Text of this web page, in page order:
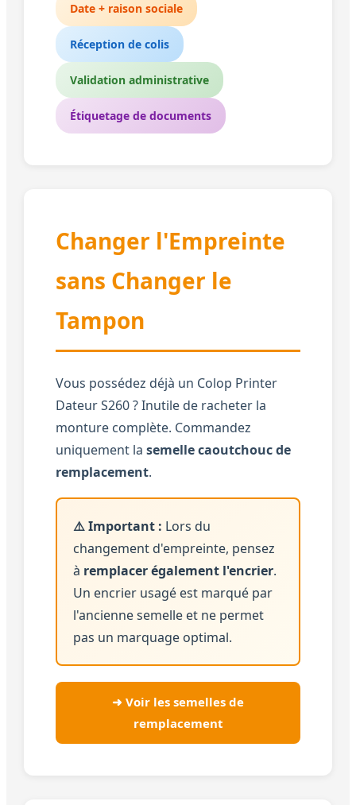
Date + raison sociale
Réception de colis
Validation administrative
Étiquetage de documents
Changer l'Empreinte
sans Changer le
Tampon
Vous possédez déjà un Colop Printer
Dateur S260 ? Inutile de racheter la
monture complète. Commandez
uniquement la semelle caoutchouc de
remplacement.
⚠️ Important : Lors du
changement d'empreinte, pensez
à remplacer également l'encrier.
Un encrier usagé est marqué par
l'ancienne semelle et ne permet
pas un marquage optimal.
➜ Voir les semelles de
remplacement